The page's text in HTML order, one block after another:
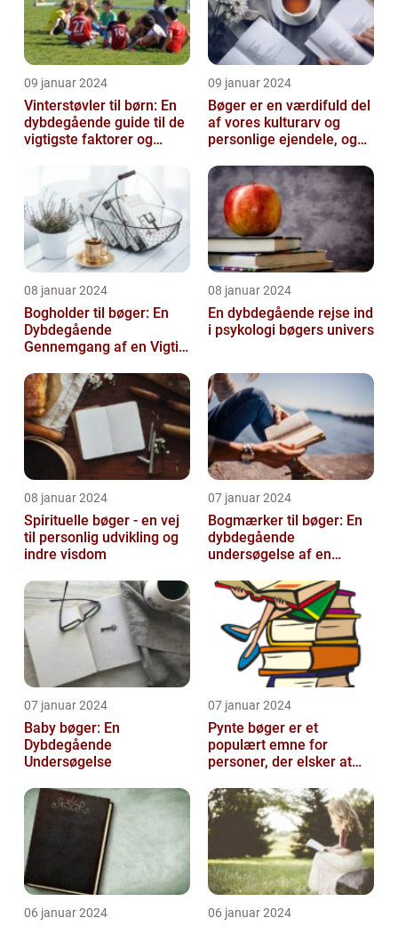
09 januar 2024
Vinterstøvler til børn: En
dybdegående guide til de
vigtigste faktorer og
09 januar 2024
Bøger er en værdifuld del
af vores kulturarv og
personlige ejendele, og
opb...
08 januar 2024
Bogholder til bøger: En
Dybdegående
Gennemgang af en Vigtig
og Økonomi
08 januar 2024
En dybdegående rejse ind
i psykologi bøgers univers
08 januar 2024
Spirituelle bøger - en vej
til personlig udvikling og
indre visdom
07 januar 2024
Bogmærker til bøger: En
dybdegående
undersøgelse af en
skat
07 januar 2024
Baby bøger: En
Dybdegående
Undersøgelse
07 januar 2024
Pynte bøger er et
populært emne for
personer, der elsker at
deres bøger
06 januar 2024 06 januar 2024